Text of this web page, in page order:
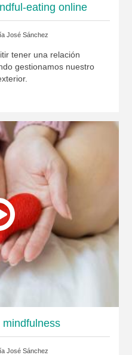
eating online
José Sánchez
tener una relación
gestionamos nuestro
José Sánchez